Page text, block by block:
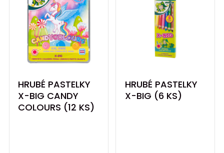
HRUBÉ PASTELKY
X-BIG CANDY
COLOURS (12 KS)
HRUBÉ PASTELKY
X-BIG (6 KS)